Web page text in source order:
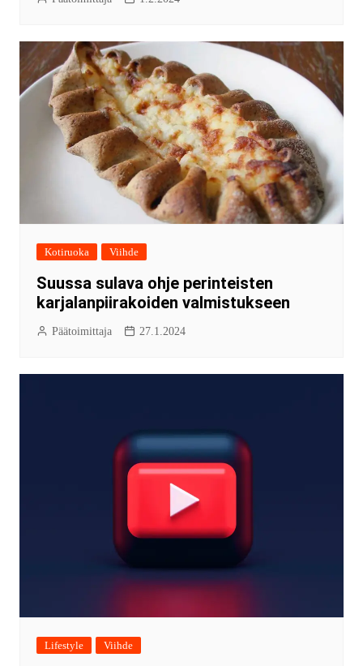
Kotiruoka Viihde
Suussa sulava ohje perinteisten
karjalanpiirakoiden valmistukseen
Päätoimittaja 27.1.2024
Lifestyle Viihde